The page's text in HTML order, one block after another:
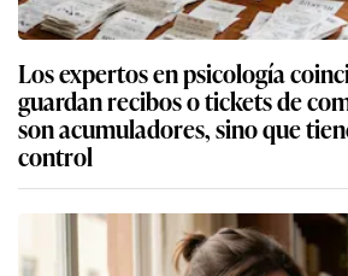
Los expertos en psicología
guardan recibos o tickets de
son acumuladores, sino que
control